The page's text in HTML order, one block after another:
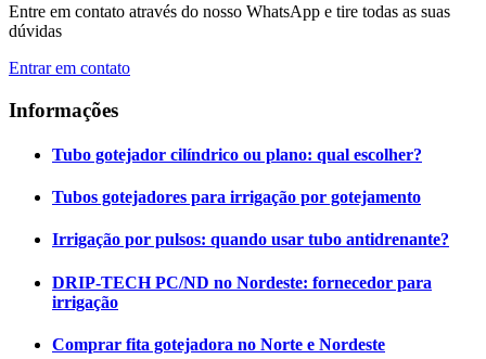
Entre em contato através do nosso WhatsApp e tire todas as suas
dúvidas
Entrar em contato
Informações
Tubo gotejador cilíndrico ou plano: qual escolher?
Tubos gotejadores para irrigação por gotejamento
Irrigação por pulsos: quando usar tubo antidrenante?
DRIP-TECH PC/ND no Nordeste: fornecedor para
irrigação
Comprar fita gotejadora no Norte e Nordeste